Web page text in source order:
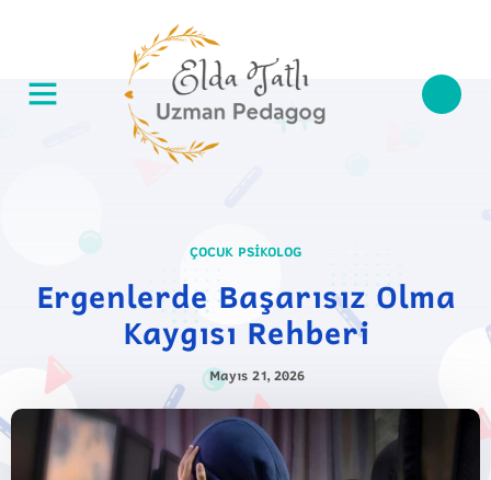
ÇOCUK PSIKOLOG
Ergenlerde Başarısız Olma
Kaygısı Rehberi
Mayıs 21, 2026